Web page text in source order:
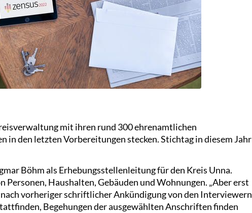
mit ihren rund 300 ehrenamtlichen
in den letzten Vorbereitungen stecken. Stichtag in diesem Jahr
Böhm als Erhebungsstellenleitung für den Kreis Unna.
Personen, Haushalten, Gebäuden und Wohnungen. „Aber erst
vorheriger schriftlicher Ankündigung von den Interviewern
Begehungen der ausgewählten Anschriften finden